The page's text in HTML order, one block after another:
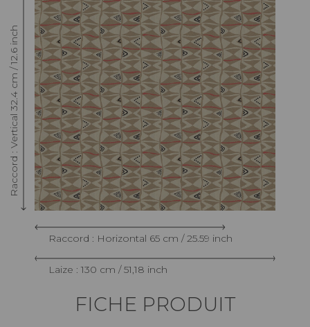
Raccord : Vertical 32.4 cm / 12.6 inch
Raccord : Horizontal 65 cm / 25.59 inch
Laize : 130 cm / 51,18 inch
FICHE PRODUIT